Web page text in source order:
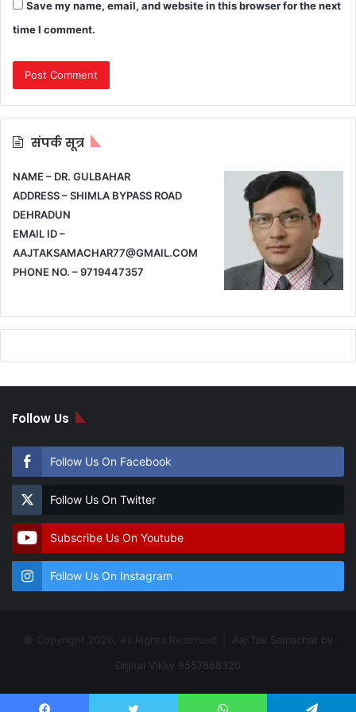
Save my name, email, and website in this browser for the next
time I comment.
संपर्क सूत्र
NAME – DR. GULBAHAR
ADDRESS – SHIMLA BYPASS ROAD
DEHRADUN
EMAIL ID –
AAJTAKSAMACHAR77@GMAIL.COM
PHONE NO. – 9719447357
Follow Us
Follow Us On Facebook
Follow Us On Twitter
Subscribe Us On Youtube
Follow Us On Instagram
© Copyright 2026, All Rights Reserved | Aaj Tak Samachar by
Digital Vikky 9557868320